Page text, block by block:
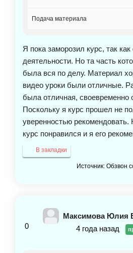
Подача материала
Я пока заморозил курс, так
деятельности. Но та часть
была вся по делу. Материал
видео уроки были отличные.
была отличная, своевременно
Поскольку я курс прошел не
уверенностью
курс понравился и я его
В закладки
Источник: Обзвон
0
Максимова Юлия
4 года назад